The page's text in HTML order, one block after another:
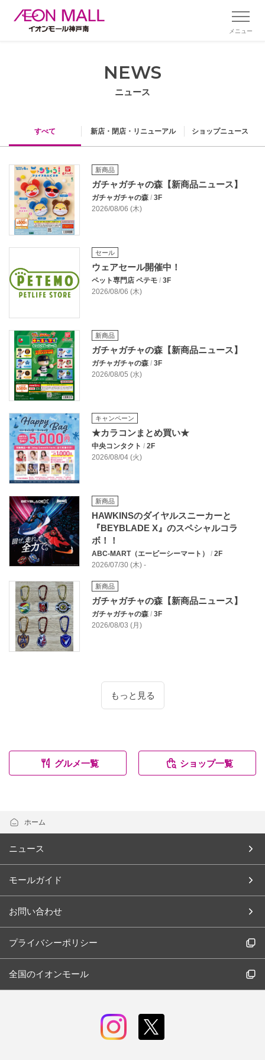
メニュー
NEWS
ニュース
すべて 新店・閉店・リニューアル ショップニュース
新商品
ガチャガチャの森【新商品ニュース】
ガチャガチャの森 / 3F
2026/08/06 (木)
セール
ウェアセール開催中！
ペット専門店 ペテモ / 3F
2026/08/06 (木)
新商品
ガチャガチャの森【新商品ニュース】
ガチャガチャの森 / 3F
2026/08/05 (水)
キャンペーン
★カラコンまとめ買い★
中央コンタクト / 2F
2026/08/04 (火)
新商品
HAWKINSのダイヤルスニーカーと
『BEYBLADE X』のスペシャルコラ
ボ！！
ABC-MART（エービーシーマート） / 2F
2026/07/30 (木) -
新商品
ガチャガチャの森【新商品ニュース】
ガチャガチャの森 / 3F
2026/08/03 (月)
もっと見る
グルメ一覧 ショップ一覧
ホーム
ニュース
モールガイド
お問い合わせ
プライバシーポリシー
全国のイオンモール